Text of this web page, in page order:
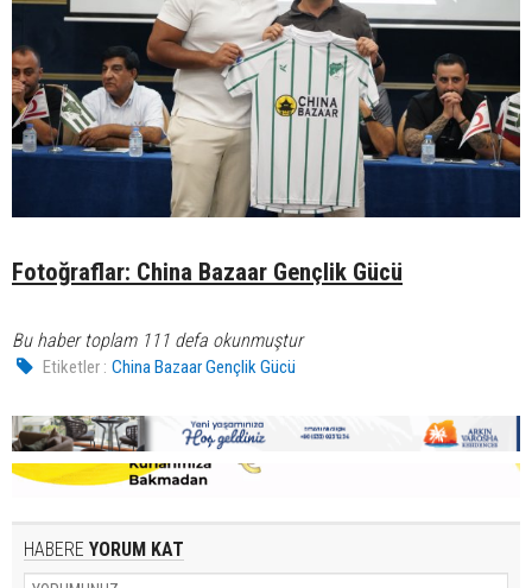
Fotoğraflar: China Bazaar Gençlik Gücü
Bu haber toplam 111 defa okunmuştur
Etiketler : China Bazaar Gençlik Gücü
HABERE YORUM KAT